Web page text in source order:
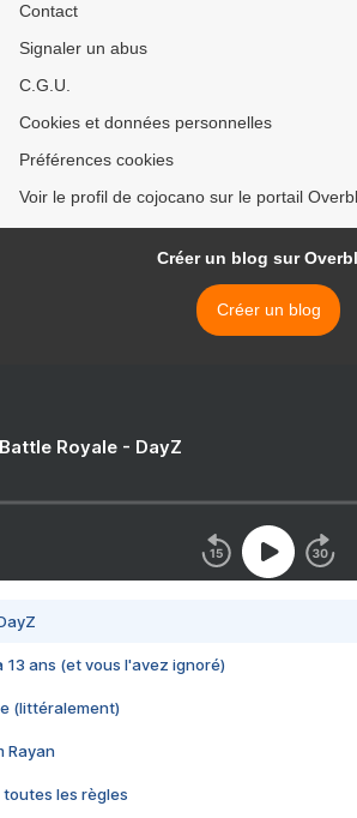
Contact
Signaler un abus
C.G.U.
Cookies et données personnelles
Préférences cookies
Voir le profil de cojocano sur le portail
Créer un blog sur
Créer un blog
Royale - DayZ
13 ans (et vous l'avez ignoré)
(littéralement)
Rayan
toutes les règles